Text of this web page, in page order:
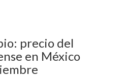
precio del
en México